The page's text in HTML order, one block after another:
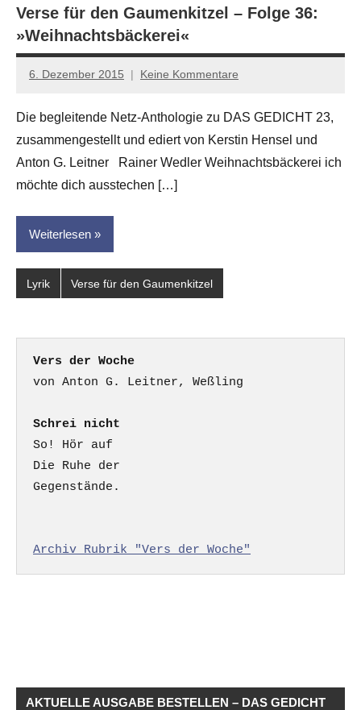
Verse für den Gaumenkitzel – Folge 36:
»Weihnachtsbäckerei«
6. Dezember 2015
Anton
Leitner
Keine Kommentare
Die begleitende Netz-Anthologie zu DAS GEDICHT 23,
zusammengestellt und ediert von Kerstin Hensel und
Anton G. Leitner Rainer Wedler Weihnachtsbäckerei ich
möchte dich ausstechen […]
Weiterlesen
Lyrik Verse für den Gaumenkitzel
Vers der Woche
Schrei nicht
So! Hör auf
Die Ruhe der
Gegenstände.
Archiv Rubrik "Vers der Woche"
AKTUELLE AUSGABE BESTELLEN – DAS GEDICHT